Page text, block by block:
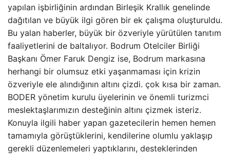
yapılan işbirliğinin ardından Birleşik Krallık genelinde
dağıtılan ve büyük ilgi gören bir ek çalışma oluşturuldu.
Bu yalan haberler, büyük bir özveriyle yürütülen tanıtım
faaliyetlerini de baltalıyor. Bodrum Otelciler Birliği
Başkanı Ömer Faruk Dengiz ise, Bodrum markasına
herhangi bir olumsuz etki yaşanmaması için krizin
özveriyle ele alındığının altını çizdi. çok kısa bir zaman.
BODER yönetim kurulu üyelerinin ve önemli turizmci
meslektaşlarımızın desteğinin altını çizmek isteriz.
Konuyla ilgili haber yapan gazetecilerin hemen hemen
tamamıyla görüştüklerini, kendilerine olumlu yaklaşıp
gerekli düzenlemeleri yaptıklarını, desteklerinden